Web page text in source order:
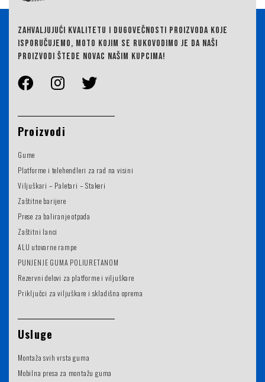
ZAHVALJUJUĆI KVALITETU I DUGOVEČNOSTI PROIZVODA KOJE
ISPORUČUJEMO, MOTO KOJIM SE RUKOVODIMO JE DA NAŠI
PROIZVODI ŠTEDE NOVAC NAŠIM KUPCIMA!
Proizvodi
Gume
Platforme i telehendleri za rad na visini
Viljuškari – Paletari – Stakeri
Zaštitne barijere
Prese za baliranje otpada
Zaštitni lanci
ALU utovarne rampe
PUNJENJE GUMA POLIURETANOM
Rezervni delovi za platforme i viljuškare
Priključci za viljuškare i skladišna oprema
Usluge
Montaža svih vrsta guma
Mobilna presa za montažu guma